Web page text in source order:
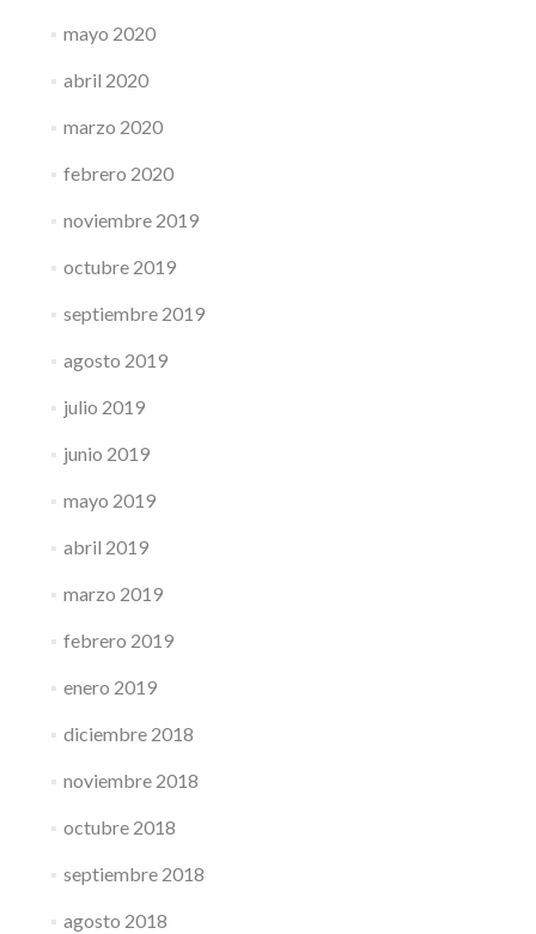
mayo 2020
abril 2020
marzo 2020
febrero 2020
noviembre 2019
octubre 2019
septiembre 2019
agosto 2019
julio 2019
junio 2019
mayo 2019
abril 2019
marzo 2019
febrero 2019
enero 2019
diciembre 2018
noviembre 2018
octubre 2018
septiembre 2018
agosto 2018